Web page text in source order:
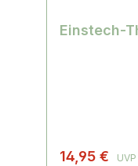
Einstech-
14,95 € UVP